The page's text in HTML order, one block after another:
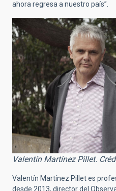
ahora regresa a nuestro país”.
Valentín Martínez Pillet.
Valentín Martínez Pillet es
desde 2013, director del